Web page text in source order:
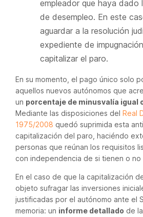
empleador que haya dado
de desempleo. En este
aguardar a la resolución
expediente de
capitalizar el paro.
En su momento, el pago único solo
aquellos nuevos autónomos que
un porcentaje de minusvalía igual
Mediante las disposiciones del Real
1975/2008 quedó suprimida esta
capitalización del paro, haciéndo
personas que reúnan los requisitos
con independencia de si tienen o no
En el caso de que la capitalización
objeto sufragar las inversiones
justificadas por el autónomo ante el
memoria: un informe detallado de